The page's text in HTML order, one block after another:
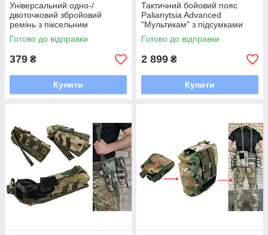
Універсальний одно-/
двоточковий збройовий
ремінь з піксельним
кріпленням ЗСУ MM-14
Готово до відправки
379 ₴
Купити
Тактичний бойовий пояс
Palianytsia Advanced
"Мультикам" з підсумками
для спорядження
Готово до відправки
2 899 ₴
Купити